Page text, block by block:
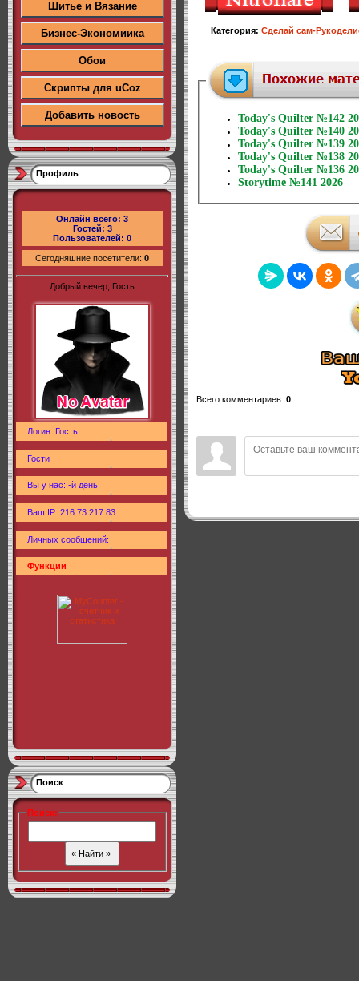
Шитье и Вязание
Бизнес-Экономиика
Обои
Скрипты для uCoz
Добавить новость
Профиль
Онлайн всего: 3
Гостей: 3
Пользователей: 0
Сегодняшние посетители: 0
Добрый вечер, Гость
Логин: Гость
Гости
Вы у нас: -й день
Ваш IP: 216.73.217.83
Личных сообщений:
Функции
Поиск
Поиск:
Категория: Сделай сам-
Today's Quilter №142
Today's Quilter №140
Today's Quilter №139
Today's Quilter №138
Today's Quilter №136
Storytime №141 2026
Всего комментариев: 0